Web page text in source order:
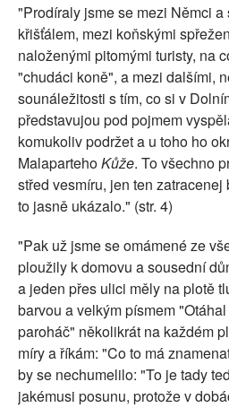
"Prodíraly jsme se mezi Němci
křišťálem, mezi koňskými
naloženými pitomými turisty, na
"chudáci koně", a mezi dalšími,
sounáležitosti s tím, co si v
představujou pod pojmem
komukoliv podržet a u toho ho
MalapartehoKůže. To všechno
střed vesmíru, jen ten
to jasně ukázalo." (str. 4)
"Pak už jsme se omámené ze
ploužily k domovu a sousední
a jeden přes ulici měly na plotě
barvou a velkým písmem
paroháč" několikrát na každém
míry a říkám: "Co to má
by se nechumelilo: "To je tady
jakémusi posunu, protože v